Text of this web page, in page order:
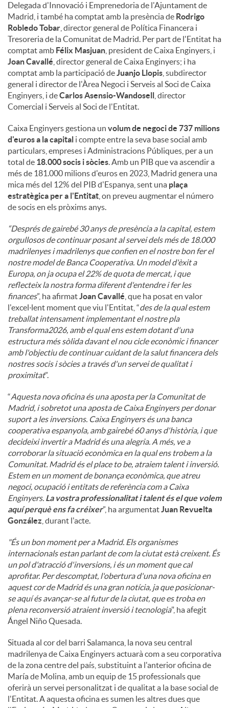
Delegada d'Innovació i Emprenedoria de l'Ajuntament de
Madrid, i també ha comptat amb la presència de Rodrigo
Robledo Tobar , director general de Política Financera i
Tresoreria de la Comunitat de Madrid. Per part de l'Entitat ha
comptat amb Félix Masjuan , president de Caixa Enginyers, i
Joan Cavallé , director general de Caixa Enginyers; i ha
comptat amb la participació deJuanjo Llopis , subdirector
general i director de l'Àrea Negoci i Serveis al Soci de Caixa
Enginyers, i deCarlos Asensio-Wandosell , director
Comercial i Serveis al Soci de l'Entitat.
Caixa Enginyers gestiona un volum de negoci de 737 milions
d'euros a la capital i compte entre la seva base social amb
particulars, empreses i Administracions Públiques, per a un
total de 18.000 socis i sòcies. Amb un PIB que va ascendir a
més de 181.000 milions d'euros en 2023, Madrid genera una
mica més del 12% del PIB d'Espanya, sent una plaça
estratègica per a l'Entitat , on preveu augmentar el número
de socis en els pròxims anys.
“Després de gairebé 30 anys de presència a la capital, estem
orgullosos de continuar posant al servei dels més de 18.000
madrilenyes i madrilenys que confien en el nostre bon fer el
nostre model de Banca Cooperativa. Un model d'èxit a
Europa, on ja ocupa el 22% de quota de mercat, i que
reflecteix la nostra forma diferent d'entendre i fer les
finances”, ha afirmatJoan Cavallé , que ha posat en valor
l'excel·lent moment que viu l'Entitat, “des de la qual estem
treballat intensament implementant el nostre pla
Transforma2026, amb el qual ens estem dotant d'una
estructura més sòlida davant el nou cicle econòmic i financer
amb l'objectiu de continuar cuidant de la salut financera dels
nostres socis i sòcies a través d'un servei de qualitat i
proximitat”.
“Aquesta nova oficina és una aposta per la Comunitat de
Madrid, i sobretot una aposta de Caixa Enginyers per donar
suport a les inversions. Caixa Enginyers és una banca
cooperativa espanyola, amb gairebé 60 anys d'història, i que
decideixi invertir a Madrid és una alegria. A més, ve a
corroborar la situació econòmica en la qual ens trobem a la
Comunitat. Madrid és el place to be, atraiem talent i inversió.
Estem en un moment de bonança econòmica, que atreu
negoci, ocupació i entitats de referència com a Caixa
Enginyers. La vostra professionalitat i talent és el que volem
aquí perquè ens fa créixer”, ha argumentatJuan Revuelta
González , durant l'acte.
"És un bon moment per a Madrid. Els organismes
internacionals estan parlant de com la ciutat està creixent. És
un pol d'atracció d'inversions, i és un moment que cal
aprofitar. Per descomptat, l'obertura d'una nova oficina en
aquest cor de Madrid és una gran notícia, ja que posicionar-
se aquí és avançar-se al futur de la ciutat, que es troba en
plena reconversió atraient inversió i tecnologia", ha afegit
Ángel Niño Quesada.
Situada al cor del barri Salamanca, la nova seu central
madrilenya de Caixa Enginyers actuarà com a seu corporativa
de la zona centre del país, substituint a l'anterior oficina de
María de Molina, amb un equip de 15 professionals que
oferirà un servei personalitzat i de qualitat a la base social de
l'Entitat. A aquesta oficina es sumen les altres dues que